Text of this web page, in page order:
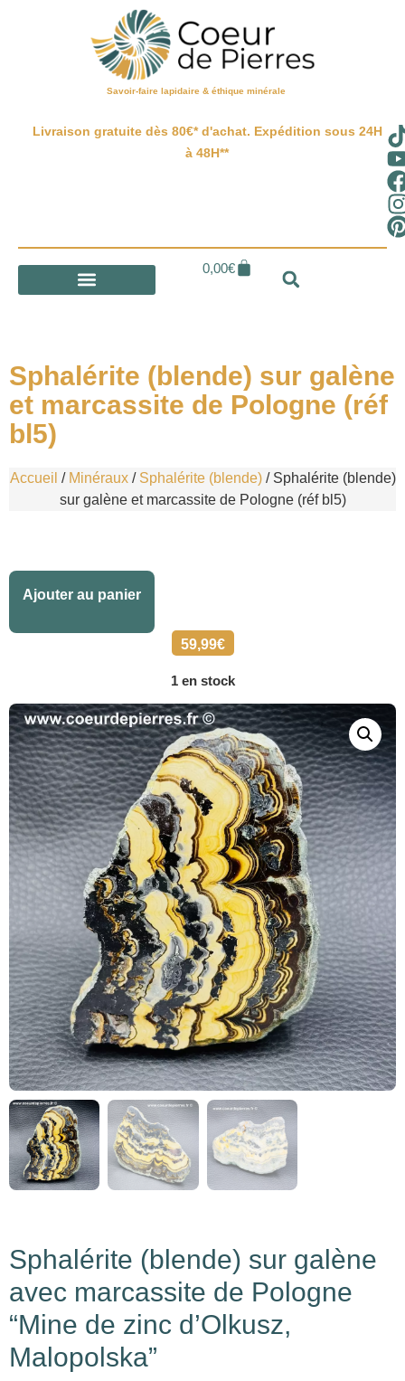
Savoir-faire lapidaire & éthique minérale
Livraison gratuite dès 80€* d'achat. Expédition sous 24H
à 48H**
0,00€
Sphalérite (blende) sur galène
et marcassite de Pologne (réf
bl5)
Accueil / Minéraux/ Sphalérite (blende)/ Sphalérite (blende)
sur galène et marcassite de Pologne (réf bl5)
Sphalérite (blende) sur galène
avec marcassite de Pologne
“Mine de zinc d’Olkusz,
Malopolska”
59,99€
1 en stock
Ajouter au panier